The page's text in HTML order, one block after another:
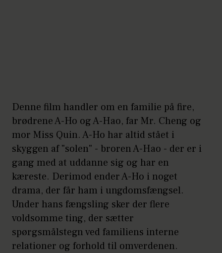
Denne film handler om en familie på fire,
brødrene A-Ho og A-Hao, far Mr. Cheng og
mor Miss Quin. A-Ho har altid stået i
skyggen af "solen" - broren A-Hao - der er i
gang med at uddanne sig og har en
kæreste. Derimod ender A-Ho i noget
drama, der får ham i ungdomsfængsel.
Under hans fængsling sker der flere
voldsomme ting, der sætter
spørgsmålstegn ved familiens interne
relationer og forhold til omverdenen.